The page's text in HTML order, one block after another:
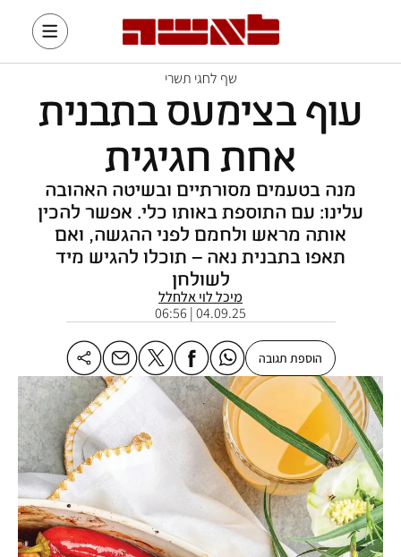
שף לחגי תשרי
עוף בצימעס בתבנית
אחת חגיגית
מנה בטעמים מסורתיים ובשיטה האהובה
עלינו: עם התוספת באותו כלי. אפשר להכין
אותה מראש ולחמם לפני ההגשה, ואם
תאפו בתבנית נאה – תוכלו להגיש מיד
לשולחן
מיכל לוי אלחלל
04.09.25 | 06:56
הוספת תגובה